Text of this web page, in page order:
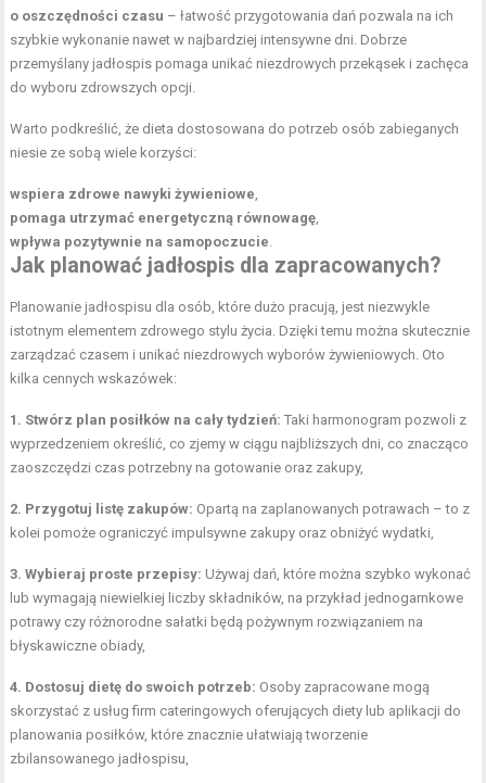
o oszczędności czasu – łatwość przygotowania dań pozwala na ich
szybkie wykonanie nawet w najbardziej intensywne dni. Dobrze
przemyślany jadłospis pomaga unikać niezdrowych przekąsek i zachęca
do wyboru zdrowszych opcji.
Warto podkreślić, że dieta dostosowana do potrzeb osób zabieganych
niesie ze sobą wiele korzyści:
wspiera zdrowe nawyki żywieniowe,
pomaga utrzymać energetyczną równowagę,
wpływa pozytywnie na samopoczucie.
Jak planować jadłospis dla zapracowanych?
Planowanie jadłospisu dla osób, które dużo pracują, jest niezwykle
istotnym elementem zdrowego stylu życia. Dzięki temu można skutecznie
zarządzać czasem i unikać niezdrowych wyborów żywieniowych. Oto
kilka cennych wskazówek:
1. Stwórz plan posiłków na cały tydzień: Taki harmonogram pozwoli z
wyprzedzeniem określić, co zjemy w ciągu najbliższych dni, co znacząco
zaoszczędzi czas potrzebny na gotowanie oraz zakupy,
2. Przygotuj listę zakupów: Opartą na zaplanowanych potrawach – to z
kolei pomoże ograniczyć impulsywne zakupy oraz obniżyć wydatki,
3. Wybieraj proste przepisy: Używaj dań, które można szybko wykonać
lub wymagają niewielkiej liczby składników, na przykład jednogarnkowe
potrawy czy różnorodne sałatki będą pożywnym rozwiązaniem na
błyskawiczne obiady,
4. Dostosuj dietę do swoich potrzeb: Osoby zapracowane mogą
skorzystać z usług firm cateringowych oferujących diety lub aplikacji do
planowania posiłków, które znacznie ułatwiają tworzenie
zbilansowanego jadłospisu,